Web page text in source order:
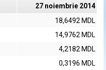
27 noiembrie 2014
18,6492 MDL
14,9762 MDL
4,2182 MDL
0,3196 MDL